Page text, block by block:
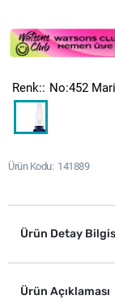
Ürün Kodu 141889
Renk: No:452
Ürün Detay
Ürün Açıklaması